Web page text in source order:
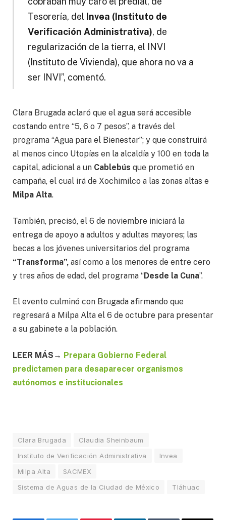
Tesorería, del Invea (Instituto de
Verificación Administrativa), de
regularización de la tierra, el INVI
(Instituto de Vivienda), que ahora no va a
ser INVI”, comentó.
Clara Brugada aclaró que el agua será accesible
costando entre “5, 6 o 7 pesos”, a través del
programa “Agua para el Bienestar”; y que construirá
al menos cinco Utopías en la alcaldía y 100 en toda la
capital, adicional a un Cablebús que prometió en
campaña, el cual irá de Xochimilco a las zonas altas e
Milpa Alta.
También, precisó, el 6 de noviembre iniciará la
entrega de apoyo a adultos y adultas mayores; las
becas a los jóvenes universitarios del programa
“Transforma”, así como a los menores de entre cero
y tres años de edad, del programa “Desde la Cuna”.
El evento culminó con Brugada afirmando que
regresará a Milpa Alta el 6 de octubre para presentar
a su gabinete a la población.
LEER MÁS→ Prepara Gobierno Federal
predictamen para desaparecer organismos
autónomos e institucionales
Clara Brugada
Claudia Sheinbaum
Instituto de Verificación Administrativa
Invea
Milpa Alta
SACMEX
Sistema de Aguas de la Ciudad de México
Tláhuac